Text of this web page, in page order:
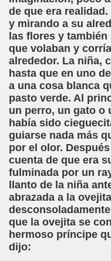
de que era
y mirando a su
las flores y
que volaban y
alrededor. La niña,
hasta que en uno
a una cosa blanca
pasto verde. Al
un perro, un gato o
había sido
guiarse nada más
por el olor.
cuenta de que era
fulminada por un
llanto de la niña
abrazada a la
que la ovejita se
hermoso príncipe
dijo:
Ex Secretari
del Monumento
Baquero, Conferencia
de Obstáculos
de Escritura Táctil
de Hombres Ilustres
150è Aniversari mort
Maestro (F. Javier
Vicente (F.
Paz)